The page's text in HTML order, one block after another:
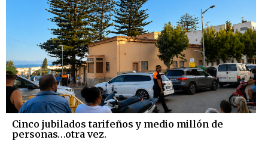
Cinco jubilados tarifeños y medio millón de
personas…otra vez.